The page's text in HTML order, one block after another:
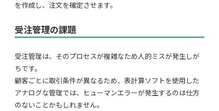
を作成し、注文を確定させます。
受注管理の課題
受注管理は、そのプロセスが複雑なため人的ミスが発生しが
ちです。
顧客ごとに取引条件が異なるため、表計算ソフトを使用した
アナログな管理では、ヒューマンエラーが発生するのは仕方
のないことかもしれません。